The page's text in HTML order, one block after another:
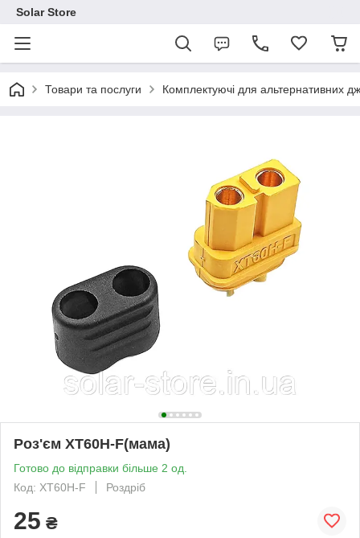
Solar Store
Товари та послуги Комплектуючі для альтернативних
Роз'єм XT60H-F(мама)
Готово до відправки більше 2 од.
Код: XT60H-F
Роздріб
25 ₴